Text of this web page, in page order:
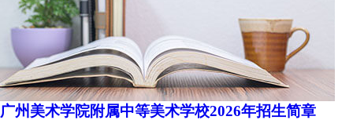
广州美术学院附属中等美术学校2026年招生简章